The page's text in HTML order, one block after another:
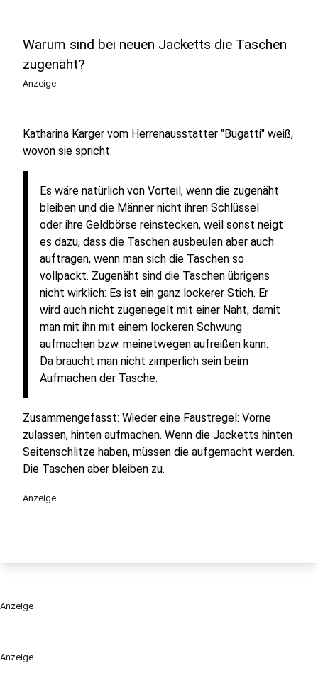
Anzeige
Warum sind bei neuen Jacketts die Taschen
zugenäht?
Anzeige
Katharina Karger vom Herrenausstatter "Bugatti" weiß,
wovon sie spricht:
Es wäre natürlich von Vorteil, wenn die zugenäht
bleiben und die Männer nicht ihren Schlüssel
oder ihre Geldbörse reinstecken, weil sonst neigt
es dazu, dass die Taschen ausbeulen aber auch
auftragen, wenn man sich die Taschen so
vollpackt. Zugenäht sind die Taschen übrigens
nicht wirklich: Es ist ein ganz lockerer Stich. Er
wird auch nicht zugeriegelt mit einer Naht, damit
man mit ihn mit einem lockeren Schwung
aufmachen bzw. meinetwegen aufreißen kann.
Da braucht man nicht zimperlich sein beim
Aufmachen der Tasche.
Zusammengefasst: Wieder eine Faustregel: Vorne
zulassen, hinten aufmachen. Wenn die Jacketts hinten
Seitenschlitze haben, müssen die aufgemacht werden.
Die Taschen aber bleiben zu.
Anzeige
Anzeige